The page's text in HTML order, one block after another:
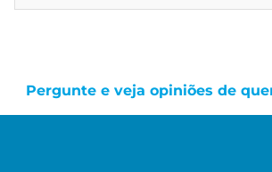
Pergunte e veja opiniões de